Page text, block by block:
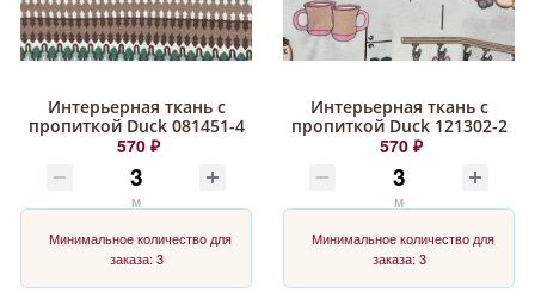
Интерьерная ткань с
пропиткой Duck 081451-4
570 ₽
м
Минимальное количество для
заказа: 3
Интерьерная ткань с
пропиткой Duck 121302-2
570 ₽
м
Минимальное количество для
заказа: 3